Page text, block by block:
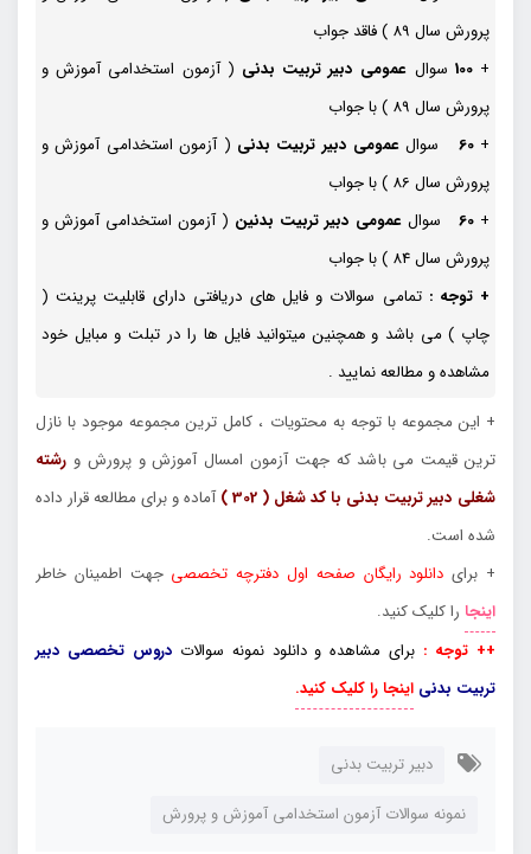
پرورش سال 89 ) فاقد جواب
+
100 سوال عمومی دبیر تربیت بدنی ( آزمون استخدامی آموزش و
پرورش سال 89 ) با جواب
+
60 سوال عمومی دبیر تربیت بدنی ( آزمون استخدامی آموزش و
پرورش سال 86 ) با جواب
+
60 سوال عمومی دبیر تربیت بدنین ( آزمون استخدامی آموزش و
پرورش سال 84 ) با جواب
+ توجه : تمامی سوالات و فایل های دریافتی دارای قابلیت پرینت (
چاپ ) می باشد و همچنین میتوانید فایل ها را در تبلت و مبایل خود
مشاهده و مطالعه نمایید .
+ این مجموعه با توجه به محتویات ، کامل ترین مجموعه موجود با نازل
ترین قیمت می باشد که جهت آزمون امسال آموزش و پرورش و رشته
شغلی دبیر تربیت بدنی با کد شغل ( 302 )
آماده و برای مطالعه قرار داده
شده است.
+ برای دانلود رایگان صفحه اول دفترچه تخصصی جهت اطمینان خاطر
اینجا را کلیک کنید.
++ توجه : برای مشاهده و دانلود نمونه سوالاتدروس تخصصی دبیر
تربیت بدنی اینجا را کلیک کنید.
دبیر تربیت بدنی
نمونه سوالات آزمون استخدامی آموزش و پرورش